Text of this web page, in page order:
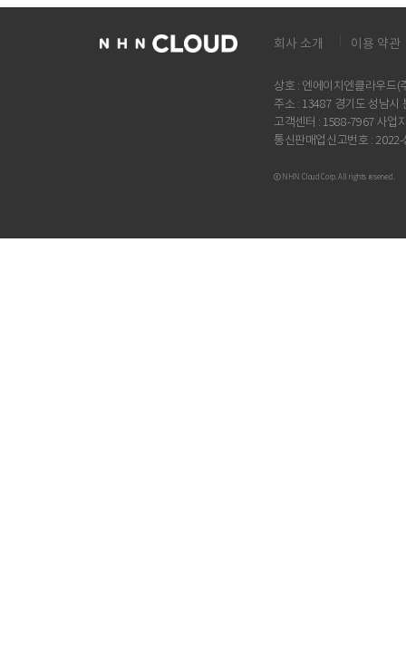
회사 소개 이용 약관
상호 : 엔에이치엔클라우드(
주소 : 13487 경기도 성남
고객센터 : 1588-7967 사업
통신판매업신고번호 :
ⓒ NHN Cloud Corp. All rights reserved.